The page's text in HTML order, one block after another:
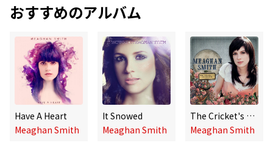
おすすめのアルバム
Have A Heart
Meaghan Smith
It Snowed
Meaghan Smith
The Cricket's Orchestra
Meaghan Smith